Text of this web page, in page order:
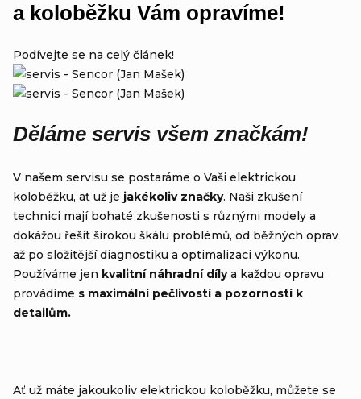
a koloběžku Vám opravíme!
Podívejte se na celý článek!
Děláme servis všem značkám!
V našem servisu se postaráme o Vaši elektrickou
koloběžku, ať už je jakékoliv značky. Naši zkušení
technici mají bohaté zkušenosti s různými modely a
dokážou řešit širokou škálu problémů, od běžných oprav
až po složitější diagnostiku a optimalizaci výkonu.
Používáme jen kvalitní náhradní dílya každou opravu
provádíme s maximální pečlivostí a pozorností k
detailům.
Ať už máte jakoukoliv elektrickou koloběžku, můžete se